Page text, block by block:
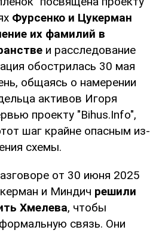
Фурсенко и Цукерман
их фамилий в
и расследование
обострилась 30 мая
общаясь о намерении
активов Игоря
проекту "Bihus.Info",
шаг крайне опасным из-
схемы.
от 30 июня 2025
и Миндич решили
Хмелева, чтобы
связь. Они